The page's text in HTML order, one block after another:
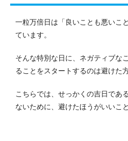
一粒万倍日は「良いことも悪いこ
ています。
そんな特別な日に、ネガティブな
ることをスタートするのは避けた
こちらでは、せっかくの吉日であ
ないために、避けたほうがいいこ